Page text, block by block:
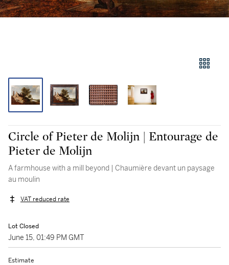
Circle of Pieter de Molijn | Entourage de
Pieter de Molijn
A farmhouse with a mill beyond | Chaumière devant un paysage
au moulin
VAT reduced rate
Lot Closed
June 15, 01:49 PM GMT
Estimate